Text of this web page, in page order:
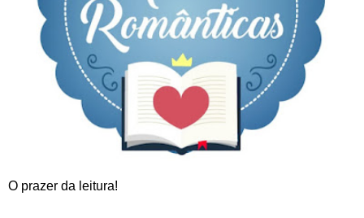
O prazer da leitura!